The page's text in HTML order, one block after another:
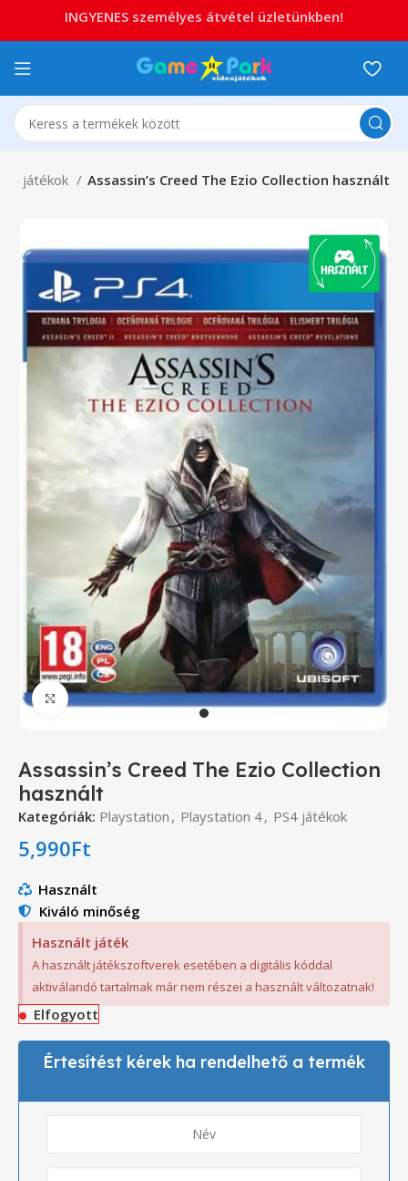
játékok Assassin’s Creed The Ezio Collection használt
Click to enlarge
Assassin’s Creed The Ezio Collection
használt
Kategóriák: Playstation , Playstation 4, PS4 játékok
5,990Ft
Használt
Kiváló minőség
Használt játék
A használt játékszoftverek esetében a digitális kóddal
aktiválandó tartalmak már nem részei a használt változatnak!
Elfogyott
Értesítést kérek ha rendelhető a termék
INGYENES személyes átvétel üzletünkben!